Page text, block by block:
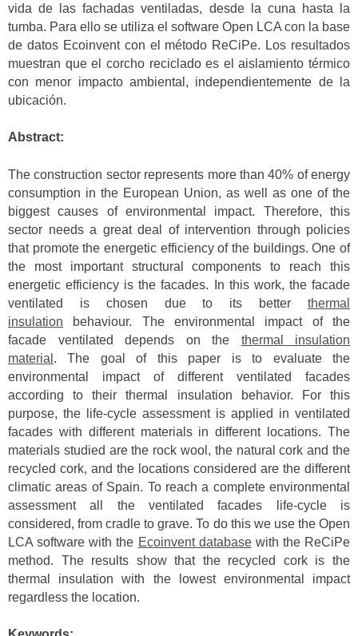
vida de las fachadas ventiladas, desde la cuna hasta la
tumba. Para ello se utiliza el software Open LCA con la base
de datos Ecoinvent con el método ReCiPe. Los resultados
muestran que el corcho reciclado es el aislamiento térmico
con menor impacto ambiental, independientemente de la
ubicación.
Abstract:
The construction sector represents more than 40% of energy
consumption in the European Union, as well as one of the
biggest causes of environmental impact. Therefore, this
sector needs a great deal of intervention through policies
that promote the energetic efficiency of the buildings. One of
the most important structural components to reach this
energetic efficiency is the facades. In this work, the facade
ventilated is chosen due to its better thermal
insulation behaviour. The environmental impact of the
facade ventilated depends on the thermal insulation
material . The goal of this paper is to evaluate the
environmental impact of different ventilated facades
according to their thermal insulation behavior. For this
purpose, the life-cycle assessment is applied in ventilated
facades with different materials in different locations. The
materials studied are the rock wool, the natural cork and the
recycled cork, and the locations considered are the different
climatic areas of Spain. To reach a complete environmental
assessment all the ventilated facades life-cycle is
considered, from cradle to grave. To do this we use the Open
LCA software with the Ecoinvent databasewith the ReCiPe
method. The results show that the recycled cork is the
thermal insulation with the lowest environmental impact
regardless the location.